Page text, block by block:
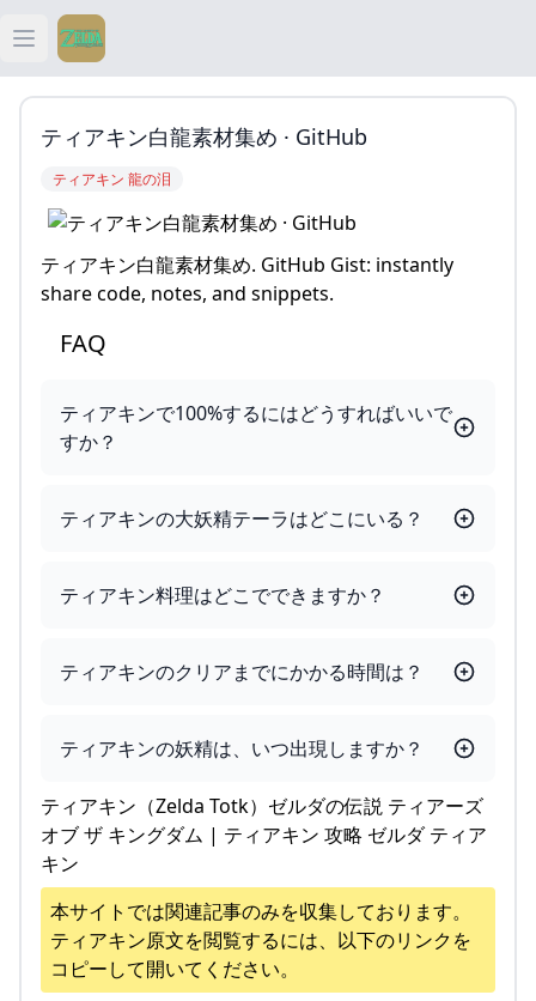
Open main menu
ティアキン
ティアキン 武器
ティアキン 攻略
ティアキン白龍素材集め · GitHub
ティアキン 龍の泪
ティアキン白龍素材集め. GitHub Gist: instantly
share code, notes, and snippets.
FAQ
ティアキンで100%するにはどうすればいいで
すか？
ティアキンの大妖精テーラはどこにいる？
ティアキン料理はどこでできますか？
ティアキンのクリアまでにかかる時間は？
ティアキンの妖精は、いつ出現しますか？
ティアキン（Zelda Totk）ゼルダの伝説 ティアーズ
オブ ザ キングダム | ティアキン 攻略 ゼルダ ティア
キン
本サイトでは関連記事のみを収集しております。
ティアキン原文を閲覧するには、以下のリンクを
コピーして開いてください。